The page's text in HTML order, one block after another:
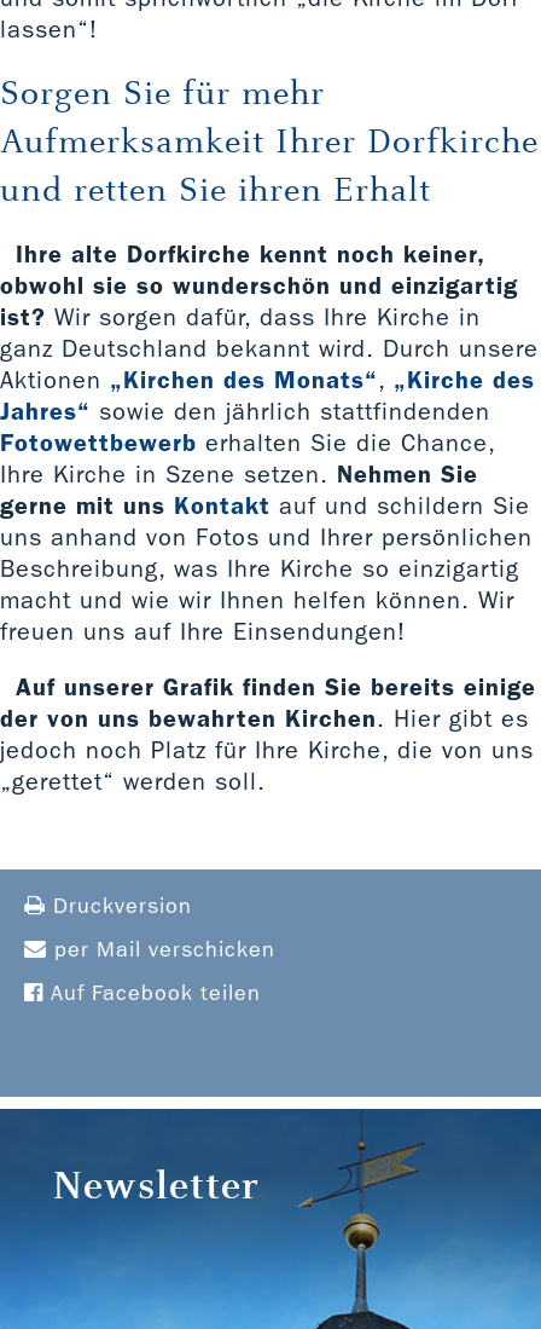
lassen“!
Sorgen Sie für mehr
Aufmerksamkeit Ihrer Dorfkirche
und retten Sie ihren Erhalt
Ihre alte Dorfkirche kennt noch keiner,
obwohl sie so wunderschön und einzigartig
ist? Wir sorgen dafür, dass Ihre Kirche in
ganz Deutschland bekannt wird. Durch unsere
Aktionen „Kirchen des Monats“, „Kirche des
Jahres“ sowie den jährlich stattfindenden
Fotowettbewerb erhalten Sie die Chance,
Ihre Kirche in Szene setzen. Nehmen Sie
gerne mit uns Kontakt auf und schildern Sie
uns anhand von Fotos und Ihrer persönlichen
Beschreibung, was Ihre Kirche so einzigartig
macht und wie wir Ihnen helfen können. Wir
freuen uns auf Ihre Einsendungen!
Auf unserer Grafik finden Sie bereits einige
der von uns bewahrten Kirchen. Hier gibt es
jedoch noch Platz für Ihre Kirche, die von uns
„gerettet“ werden soll.
Druckversion
per Mail verschicken
Auf Facebook teilen
Newsletter